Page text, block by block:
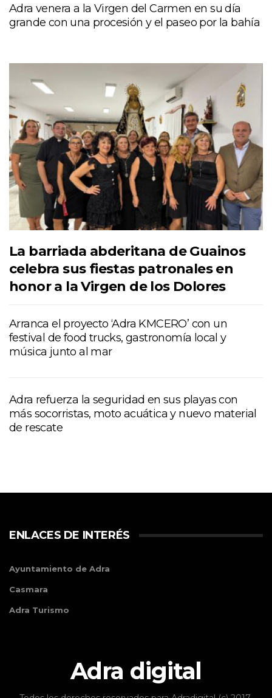
Adra venera a la Virgen del Carmen en su día
grande con una procesión y el paseo por la bahía
La barriada abderitana de Guainos
celebra sus fiestas patronales en
honor a la Virgen de los Dolores
Arranca el proyecto ‘Adra KMCERO’ con un
festival de food trucks, gastronomía local y
música junto al mar
Adra refuerza la seguridad en sus playas con
más socorristas, moto acuática y nuevo material
de rescate
ENLACES DE INTERÉS
Ayuntamiento de Adra
Casmara
Adra Turismo
Adra digital